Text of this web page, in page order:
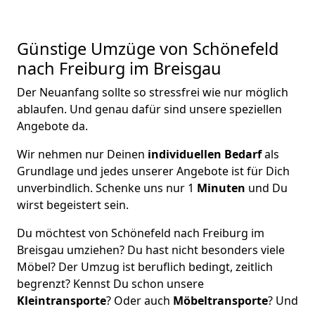
Günstige Umzüge von Schönefeld
nach Freiburg im Breisgau
Der Neuanfang sollte so stressfrei wie nur möglich
ablaufen. Und genau dafür sind unsere speziellen
Angebote da.
Wir nehmen nur Deinen individuellen Bedarfals
Grundlage und jedes unserer Angebote ist für Dich
unverbindlich. Schenke uns nur 1 Minuten und Du
wirst begeistert sein.
Du möchtest von Schönefeld nach Freiburg im
Breisgau umziehen? Du hast nicht besonders viele
Möbel? Der Umzug ist beruflich bedingt, zeitlich
begrenzt? Kennst Du schon unsere
Kleintransporte? Oder auch Möbeltransporte? Und